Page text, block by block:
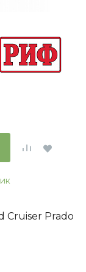
Prado